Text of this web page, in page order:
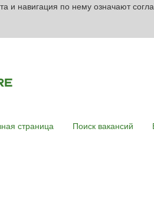
и навигация по нему означают
страница Поиск вакансий